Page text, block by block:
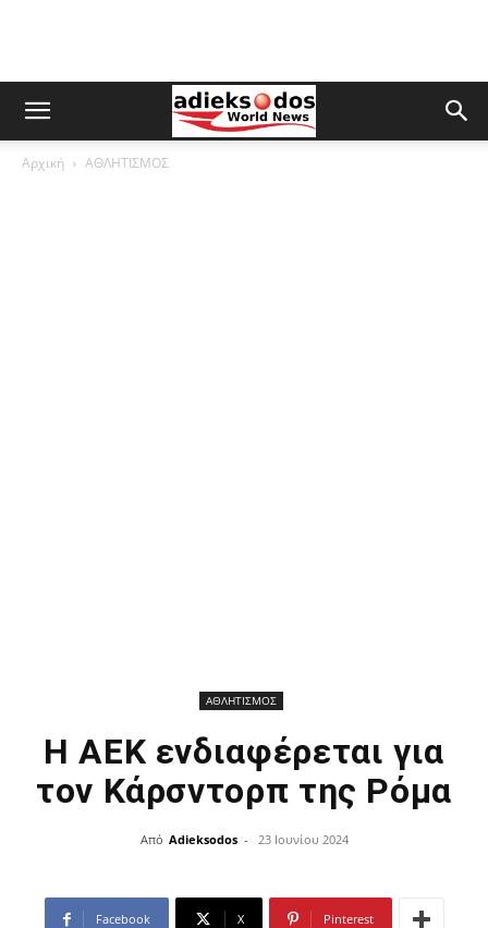
Αρχική ΑΘΛΗΤΙΣΜΟΣ
ΑΘΛΗΤΙΣΜΟΣ
Η ΑΕΚ ενδιαφέρεται για
τον Κάρσντορπ της Ρόμα
Από Adieksodos - 23 Ιουνίου 2024
Facebook X Pinterest